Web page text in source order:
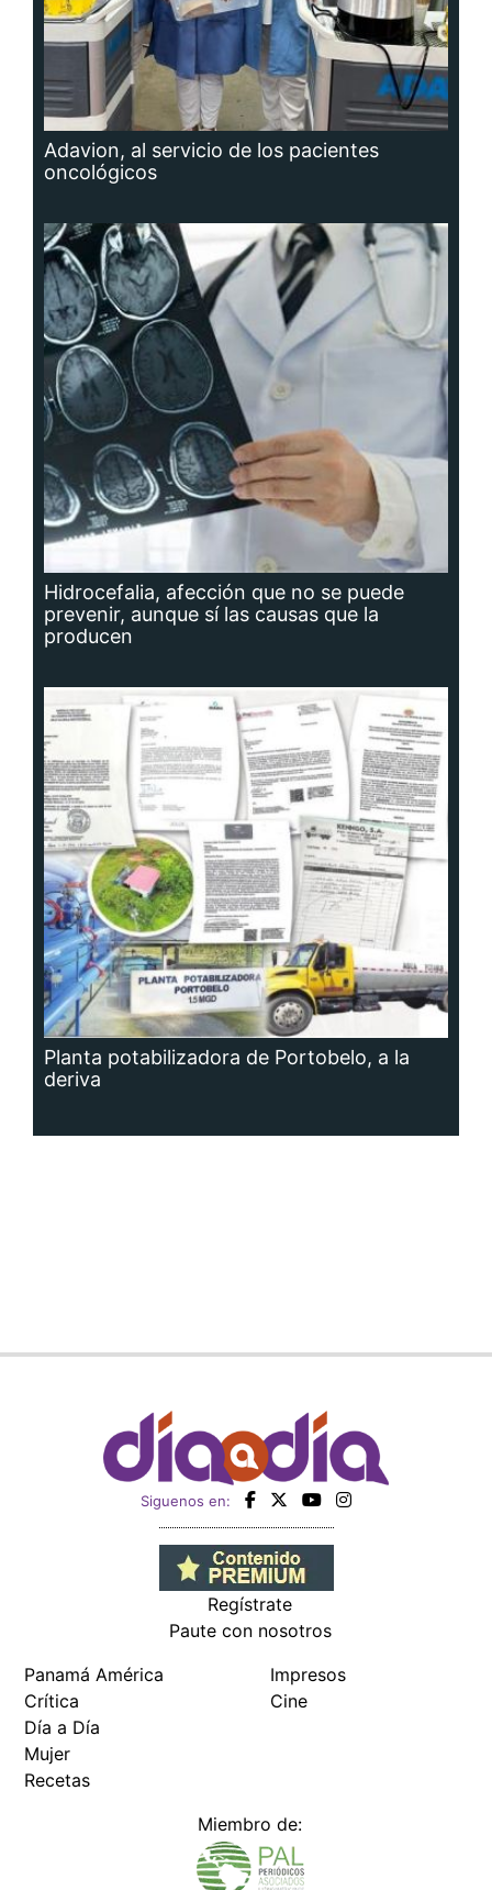
Adavion, al servicio de los pacientes
oncológicos
Hidrocefalia, afección que no se puede
prevenir, aunque sí las causas que la
producen
Planta potabilizadora de Portobelo, a la
deriva
Siguenos en:
Regístrate
Paute con nosotros
Panamá América
Crítica
Día a Día
Mujer
Recetas
Impresos
Cine
Miembro de: